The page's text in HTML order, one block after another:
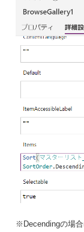
※Decendingの場合